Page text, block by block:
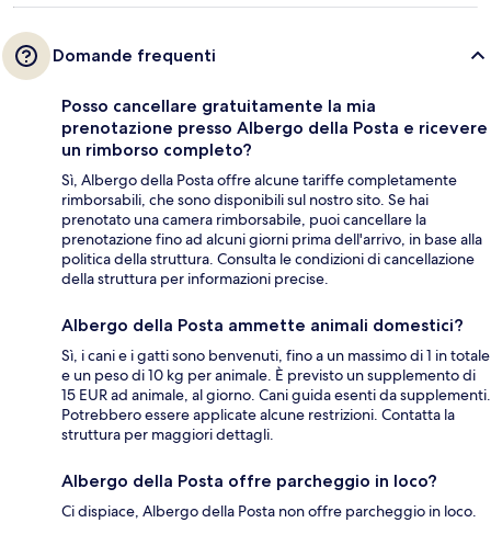
Domande frequenti
Posso cancellare gratuitamente la mia
prenotazione presso Albergo della Posta e ricevere
un rimborso completo?
Sì, Albergo della Posta offre alcune tariffe completamente
rimborsabili, che sono disponibili sul nostro sito. Se hai
prenotato una camera rimborsabile, puoi cancellare la
prenotazione fino ad alcuni giorni prima dell'arrivo, in base alla
politica della struttura. Consulta le condizioni di cancellazione
della struttura per informazioni precise.
Albergo della Posta ammette animali domestici?
Sì, i cani e i gatti sono benvenuti, fino a un massimo di 1 in totale
e un peso di 10 kg per animale. È previsto un supplemento di
15 EUR ad animale, al giorno. Cani guida esenti da supplementi.
Potrebbero essere applicate alcune restrizioni. Contatta la
struttura per maggiori dettagli.
Albergo della Posta offre parcheggio in loco?
Ci dispiace, Albergo della Posta non offre parcheggio in loco.